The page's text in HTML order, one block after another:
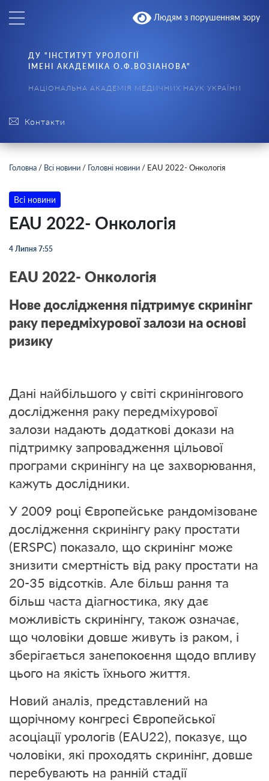
Людям з порушенням зору
Контакти
ДУ "ІНСТИТУТ УРОЛОГІЇ
ІМЕНІ АКАДЕМІКА О.Ф.ВОЗІАНОВА"
НАЦІОНАЛЬНА АКАДЕМІЯ МЕДИЧНИХ НАУК УКРАЇНИ
Головна / Всі новини / Головні новини / EAU 2022- Онкологія
Всі новини
EAU 2022- Онкологія
4 Липня 7:55
EAU 2022- Онкологія
Нове дослідження підтримує скринінг
раку передміхурової залози на основі
ризику
Дані найбільшого у світі скринінгового
дослідження раку передміхурової
залози надають додаткові докази на
підтримку запровадження цільової
програми скринінгу на це захворювання,
кажуть дослідники.
У 2009 році Європейське рандомізоване
дослідження скринінгу раку простати
(ERSPC) показало, що скринінг може
знизити смертність від раку простати на
20-35 відсотків. Але більш рання та
більш часта діагностика, яку дає
можливість скринінгу, також означає,
що чоловіки довше живуть із раком, і
зберігається занепокоєння щодо впливу
цього на якість їхнього життя.
Новий аналіз, представлений на
щорічному конгресі Європейської
асоціації урологів (EAU22), показує, що
чоловіки, які проходять скринінг, довше
перебувають на ранній стадії